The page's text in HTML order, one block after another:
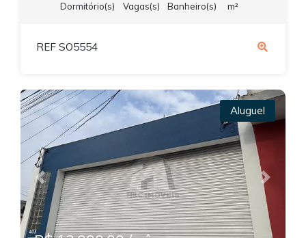
Dormitório(s)
Vagas(s)
Banheiro(s)
m²
REF SO5554
Previous Next
Aluguel